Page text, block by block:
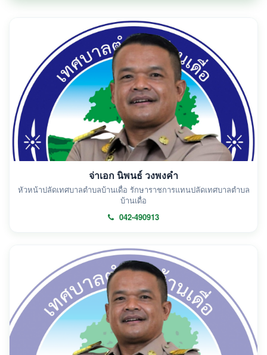
จ่าเอก นิพนธ์ วงพงคำ
หัวหน้าปลัดเทศบาลตำบลบ้านเดื่อ รักษาราชการแทนปลัดเทศบาลตำบล
บ้านเดื่อ
042-490913